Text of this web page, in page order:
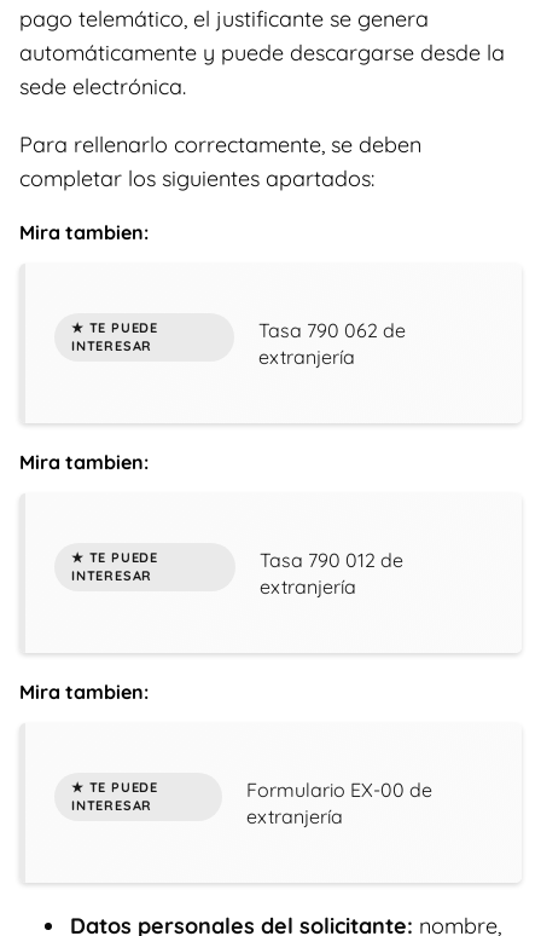
pago telemático, el justificante se genera
automáticamente y puede descargarse desde la
sede electrónica.
Para rellenarlo correctamente, se deben
completar los siguientes apartados:
Mira tambien:
Tasa 790 062 de
extranjería
Mira tambien:
Tasa 790 012 de
extranjería
Mira tambien:
Formulario EX-00 de
extranjería
Datos personales del solicitante: nombre,